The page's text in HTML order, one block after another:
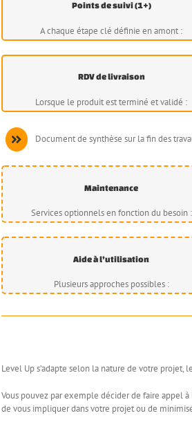
Points de suivi (1+)
A chaque étape clé définie en amont :
RDV de livraison
Lorsque le produit est terminé et validé :
Document de synthèse sur la fin des
Maintenance
Services optionnels en fonction du besoin :
Aide à l’utilisation
Plusieurs approches possibles :
Level Up s’adapte selon la nature de votre
Vous pouvez par exemple décider de faire appel
de vous impliquer dans votre projet ou de